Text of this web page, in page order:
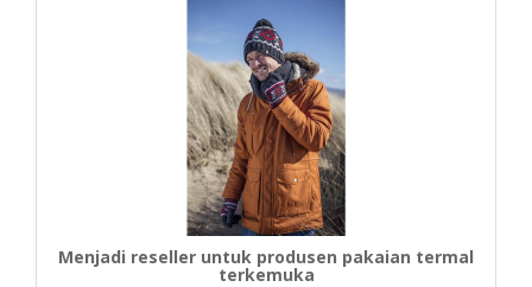
Menjadi reseller untuk produsen pakaian termal
terkemuka